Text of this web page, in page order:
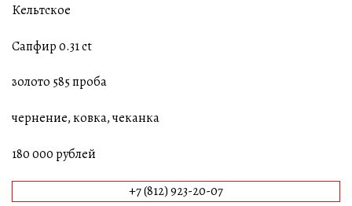
Кельтское
Сапфир 0.31 сt
золото 585 проба
чернение, ковка, чеканка
180 000 рублей
+7 (812) 923-20-07